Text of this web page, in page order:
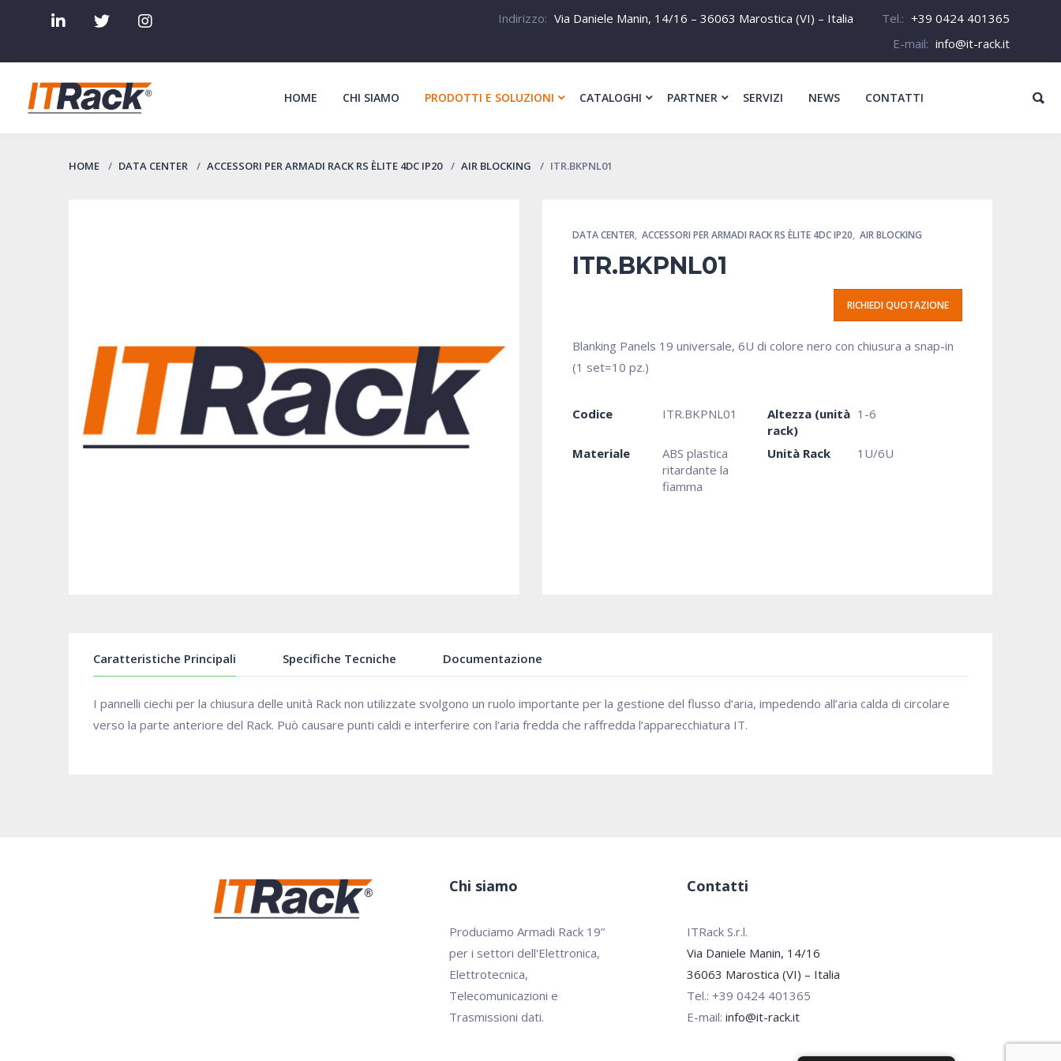
Indirizzo: Via Daniele Manin, 14/16 – 36063 Marostica (VI) – Italia Tel.: +39 0424 401365
E-mail: info@it-rack.it
HOME CHI SIAMO PRODOTTI E SOLUZIONI CATALOGHI PARTNER SERVIZI NEWS CONTATTI
HOME DATA CENTER ACCESSORI PER ARMADI RACK RS ÈLITE 4DC IP20 AIR BLOCKING ITR.BKPNL01
DATA CENTER,ACCESSORI PER ARMADI RACK RS ÈLITE 4DC IP20,AIR BLOCKING
ITR.BKPNL01
RICHIEDI QUOTAZIONE
Blanking Panels 19 universale, 6U di colore nero con chiusura a snap-in
(1 set=10 pz.)
Codice ITR.BKPNL01
Altezza (unità
rack)
1-6
Materiale
ABS plastica
ritardante la
fiamma
Unità Rack 1U/6U
Caratteristiche Principali Specifiche Tecniche Documentazione
I pannelli ciechi per la chiusura delle unità Rack non utilizzate svolgono un ruolo importante per la gestione del flusso d’aria, impedendo all’aria calda di circolare
verso la parte anteriore del Rack. Può causare punti caldi e interferire con l’aria fredda che raffredda l’apparecchiatura IT.
Chi siamo
Produciamo Armadi Rack 19”
per i settori dell'Elettronica,
Elettrotecnica,
Telecomunicazioni e
Trasmissioni dati.
Contatti
ITRack S.r.l.
Via Daniele Manin, 14/16
36063 Marostica (VI) – Italia
Tel.: +39 0424 401365
E-mail: info@it-rack.it